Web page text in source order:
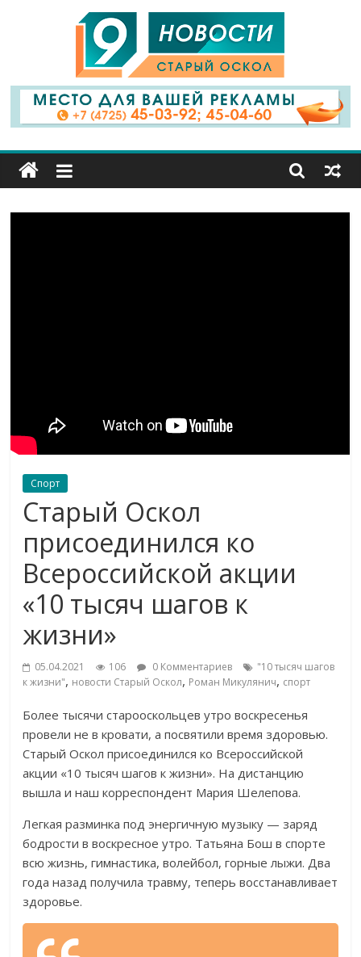
9
Канал
Старый
Спорт
Старый Оскол
присоединился ко
Всероссийской акции
«10 тысяч шагов к
жизни»
05.04.2021 106 0 Комментариев
"10 тысяч шагов
к жизни", новости Старый Оскол, Роман Микулянич, спорт
Более тысячи старооскольцев утро воскресенья
провели не в кровати, а посвятили время здоровью.
Старый Оскол присоединился ко Всероссийской
акции «10 тысяч шагов к жизни». На дистанцию
вышла и наш корреспондент Мария Шелепова.
Легкая разминка под энергичную музыку — заряд
бодрости в воскресное утро. Татьяна Бош в спорте
всю жизнь, гимнастика, волейбол, горные лыжи. Два
года назад получила травму, теперь восстанавливает
здоровье.